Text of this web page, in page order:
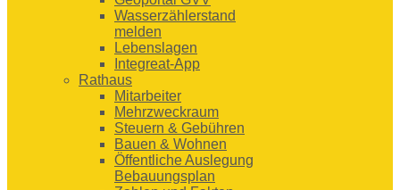
Wasserzählerstand
melden
Lebenslagen
Integreat-App
Rathaus
Mitarbeiter
Mehrzweckraum
Steuern & Gebühren
Bauen & Wohnen
Öffentliche Auslegung
Bebauungsplan